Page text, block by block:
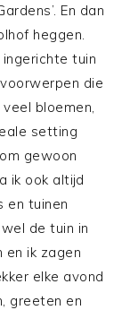
En dan
heggen.
tuin
die
bloemen,
setting
gewoon
ik ook altijd
en tuinen
de tuin in
en ik zagen
elke avond
greeten en